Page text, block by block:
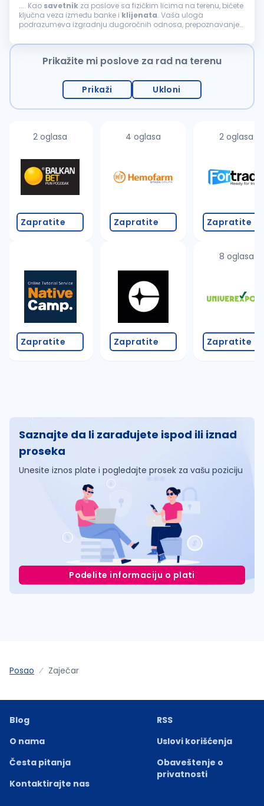
.... Kao savetnik za poslove sa fizičkim licima na terenu, bićete
ključna veza između banke i klijenata. Vaša uloga
podrazumeva izgradnju dugoročnih odnosa, prepoznavanje
Ključne odgovornosti: Aktivno...
Prikažite mi poslove za rad na terenu
Prikaži Ukloni
2 oglasa
Zapratite
Zapratite
4 oglasa
Zapratite
Zapratite
2 oglasa
Zapratite
8 oglasa
Zapratite
Saznajte da li zarađujete ispod ili iznad
proseka
Unesite iznos plate i pogledajte prosek za vašu poziciju
Podelite informaciju o plati
Posao Zaječar
Blog
O nama
Česta pitanja
Kontaktirajte nas
RSS
Uslovi korišćenja
Obaveštenje o
privatnosti